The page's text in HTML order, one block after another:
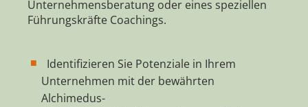
Unternehmensberatung oder eines speziellen
Führungskräfte Coachings.
Identifizieren Sie Potenziale in Ihrem
Unternehmen mit der bewährten
Alchimedus-